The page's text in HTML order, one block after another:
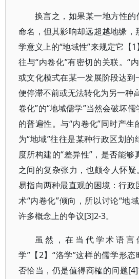
换言之，如果某一地方性的
命名，但其影响却远超越地缘，
学意义上的“地域性”来规定它【
往与“内卷化”有密切的关联。“
或文化模式在某一发展阶段达到
便停滞不前或无法转化为另一种
卷化”的“地域儒学”当然会破坏
的普遍性。与“内卷化”同时产
为“地域”往往是某种行政区划
度所构建的“差异性”，是否能
之间的复杂张力，也颇令人怀疑
易指向两种最直观的困境：行政
术“内卷化”倾向，所以讨论“地
许多概念上的争议[3]2-3。
虽然，在当代学术语言
学”【2】“洛学”这样的儒学形态
否恰当，仍是值得商榷的问题